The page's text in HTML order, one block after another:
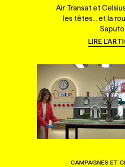
Air Transat et
les têtes... et la
Saputo
LIRE
CAMPAGNES ET